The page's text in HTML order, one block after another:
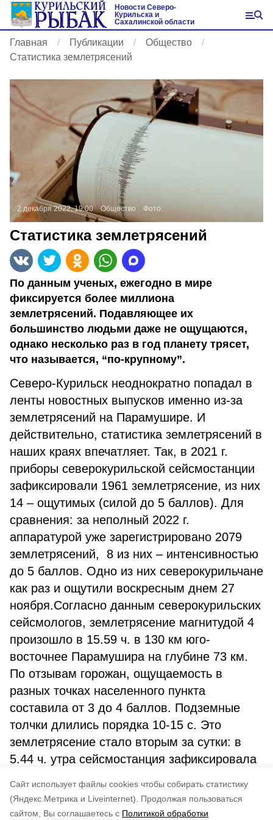
Cайт использует файлы cookies чтобы собирать статистику
(Яндекс.Метрика и Liveinternet).
Продолжая пользоваться
сайтом, Вы соглашаетесь с Политикой обработки
Новости Северо-
Курильска и
Сахалинской области
Главная Публикации
Общество
Статистика землетрясений
2 декабря 2022, 19:00 Общество Фото:
Статистика землетрясений
По данным ученых, ежегодно в мире
фиксируется более миллиона
землетрясений. Подавляющее их
большинство людьми даже не ощущаются,
однако несколько раз в год планету трясет,
что называется, “по-крупному”.
Северо-Курильск неоднократно попадал в
ленты новостных выпусков именно из-за
землетрясений на Парамушире. И
действительно, статистика землетрясений в
наших краях впечатляет. Так, в 2021 г.
приборы северокурильской сейсмостанции
зафиксировали 1961 землетрясение, из них
14 – ощутимых (силой до 5 баллов). Для
сравнения: за неполный 2022 г.
аппаратурой уже зарегистрировано 2079
землетрясений, 8 из них – интенсивностью
до 5 баллов. Одно из них северокурильчане
как раз и ощутили воскресным днем 27
ноября.Согласно данным северокурильских
сейсмологов, землетрясение магнитудой 4
произошло в 15.59 ч. в 130 км юго-
восточнее Парамушира на глубине 73 км.
По отзывам горожан, ощущаемость в
разных точках населенного пункта
составила от 3 до 4 баллов. Подземные
толчки длились порядка 10-15 с. Это
землетрясение стало вторым за сутки: в
5.44 ч. утра сейсмостанция зафиксировала
нашего острова.